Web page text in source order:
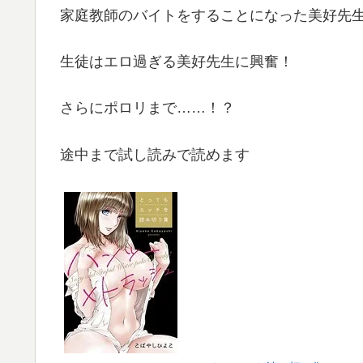
家庭教師のバイトをすることになった美好先
生徒はエロ過ぎる美好先生に興奮！
さらにポロリまで……！？
途中まで試し読みで読めます